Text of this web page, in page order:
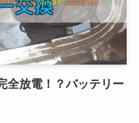
全放電！？バッテリー